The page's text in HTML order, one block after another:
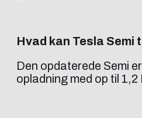
Hvad kan Tesla Semi
Den opdaterede Semi
opladning med op til 1,2